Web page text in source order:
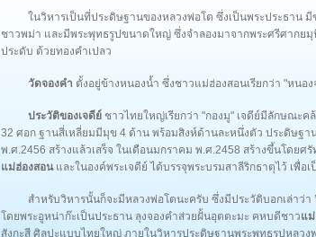
ในวิหารเป็นที่ประดิษฐานของหลวงพ่อโต ซึ่งเป็นพระประธาน
ชาวพม่า และมีพระพุทธรูปขนาดใหญ่ ซึ่งจำลองมาจากพระศรีศากย
ประดับ ด้วยทองคำเปลว
วัดจองคำ ตั้งอยู่ข้างหนองน้ำ ซึ่งชาวแม่ฮ่องสอนเรียกว่า "หนอ
ประวัติของเจดีย์ ชาวไทยใหญ่เรียกว่า "กองมู" เจดีย์มีลักษณะ
32 ศอก ฐานสี่เหลี่ยมมีมุข 4 ด้าน พร้อมสิงห์ด้านละหนึ่งตัว ประดิษฐา
พ.ศ.2456 สร้างแล้วเสร็จ ในเดือนมกราคม พ.ศ.2458 สร้างขึ้นโดย
แม่ฮ่องสอนและในองค์พระเจดีย์ ได้บรรจุพระบรมสาลีริกธาตุไว้ เพื่อ
สำหรับวิหารนั้นก็จะมีหลวงพ่อโตนะครับ ซึ่งมีประวัติบอกเล่าว่า
โดยพระอูหน่าก๊ะเป็นประธาน ลุงจองคำส่วยฝั้นอุตตะมะ คหบดีชาวแ
สังกะสี ศิลปะแบบไทยใหญ่ ภายในวิหารประดิษฐานพระพุทธรูปหลวง